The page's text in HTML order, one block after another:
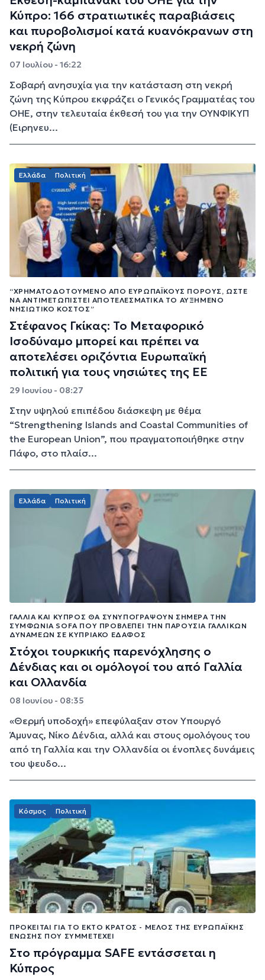
Κύπρο: 166 στρατιωτικές παραβιάσεις
και πυροβολισμοί κατά κυανόκρανων στη
νεκρή ζώνη
07 Ιουλίου - 16:22
Σοβαρή ανησυχία για την κατάσταση στη νεκρή
ζώνη της Κύπρου εκφράζει ο Γενικός Γραμματέας του
ΟΗΕ, στην τελευταία έκθεσή του για την ΟΥΝΦΙΚΥΠ
(Ειρηνευ...
Ελλάδα Πολιτική
“ΧΡΗΜΑΤΟΔΟΤΟΎΜΕΝΟ ΑΠΌ ΕΥΡΩΠΑΪΚΟΎΣ ΠΌΡΟΥΣ, ΏΣΤΕ
ΝΑ ΑΝΤΙΜΕΤΩΠΙΣΤΕΊ ΑΠΟΤΕΛΕΣΜΑΤΙΚΆ ΤΟ ΑΥΞΗΜΈΝΟ
ΝΗΣΙΩΤΙΚΌ ΚΌΣΤΟΣ”
Στέφανος Γκίκας: Το Μεταφορικό
Ισοδύναμο μπορεί και πρέπει να
αποτελέσει οριζόντια Ευρωπαϊκή
πολιτική για τους νησιώτες της ΕΕ
29 Ιουνίου - 08:27
Στην υψηλού επιπέδου διάσκεψη με θέμα
“Strengthening Islands and Coastal Communities of
the European Union”, που πραγματοποιήθηκε στην
Πάφο, στο πλαίσ...
Ελλάδα Πολιτική
ΓΑΛΛΊΑ ΚΑΙ ΚΎΠΡΟΣ ΘΑ ΣΥΝΥΠΟΓΡΆΨΟΥΝ ΣΉΜΕΡΑ ΤΗΝ
ΣΥΜΦΩΝΊΑ SOFA ΠΟΥ ΠΡΟΒΛΈΠΕΙ ΤΗΝ ΠΑΡΟΥΣΊΑ ΓΑΛΛΙΚΏΝ
ΔΥΝΆΜΕΩΝ ΣΕ ΚΥΠΡΙΑΚΌ ΈΔΑΦΟΣ
Στόχοι τουρκικής παρενόχλησης ο
Δένδιας και οι ομόλογοί του από Γαλλία
και Ολλανδία
08 Ιουνίου - 08:35
«Θερμή υποδοχή» επεφύλαξαν στον Υπουργό
Άμυνας, Νίκο Δένδια, αλλά και στους ομολόγους του
από τη Γαλλία και την Ολλανδία οι ένοπλες δυνάμεις
του ψευδο...
Κόσμος Πολιτική
ΠΡΌΚΕΙΤΑΙ ΓΙΑ ΤΟ ΈΚΤΟ ΚΡΆΤΟΣ - ΜΈΛΟΣ ΤΗΣ ΕΥΡΩΠΑΪΚΉΣ
ΈΝΩΣΗΣ ΠΟΥ ΣΥΜΜΕΤΈΧΕΙ
Στο πρόγραμμα SAFE εντάσσεται η
Κύπρος